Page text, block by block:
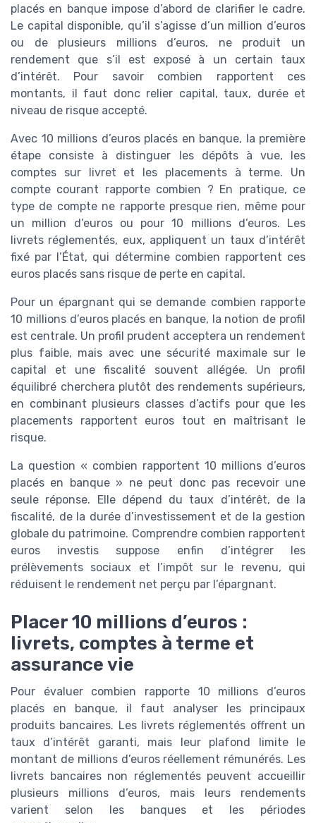
placés en banque impose d’abord de clarifier le cadre.
Le capital disponible, qu’il s’agisse d’un million d’euros
ou de plusieurs millions d’euros, ne produit un
rendement que s’il est exposé à un certain taux
d’intérêt. Pour savoir combien rapportent ces
montants, il faut donc relier capital, taux, durée et
niveau de risque accepté.
Avec 10 millions d’euros placés en banque, la première
étape consiste à distinguer les dépôts à vue, les
comptes sur livret et les placements à terme. Un
compte courant rapporte combien ? En pratique, ce
type de compte ne rapporte presque rien, même pour
un million d’euros ou pour 10 millions d’euros. Les
livrets réglementés, eux, appliquent un taux d’intérêt
fixé par l’État, qui détermine combien rapportent ces
euros placés sans risque de perte en capital.
Pour un épargnant qui se demande combien rapporte
10 millions d’euros placés en banque, la notion de profil
est centrale. Un profil prudent acceptera un rendement
plus faible, mais avec une sécurité maximale sur le
capital et une fiscalité souvent allégée. Un profil
équilibré cherchera plutôt des rendements supérieurs,
en combinant plusieurs classes d’actifs pour que les
placements rapportent euros tout en maîtrisant le
risque.
La question « combien rapportent 10 millions d’euros
placés en banque » ne peut donc pas recevoir une
seule réponse. Elle dépend du taux d’intérêt, de la
fiscalité, de la durée d’investissement et de la gestion
globale du patrimoine. Comprendre combien rapportent
euros investis suppose enfin d’intégrer les
prélèvements sociaux et l’impôt sur le revenu, qui
réduisent le rendement net perçu par l’épargnant.
Placer 10 millions d’euros :
livrets, comptes à terme et
assurance vie
Pour évaluer combien rapporte 10 millions d’euros
placés en banque, il faut analyser les principaux
produits bancaires. Les livrets réglementés offrent un
taux d’intérêt garanti, mais leur plafond limite le
montant de millions d’euros réellement rémunérés. Les
livrets bancaires non réglementés peuvent accueillir
plusieurs millions d’euros, mais leurs rendements
varient selon les banques et les périodes